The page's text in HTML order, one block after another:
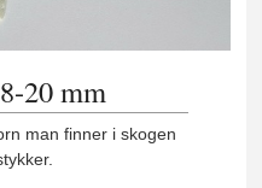
20 mm
man finner i skogen